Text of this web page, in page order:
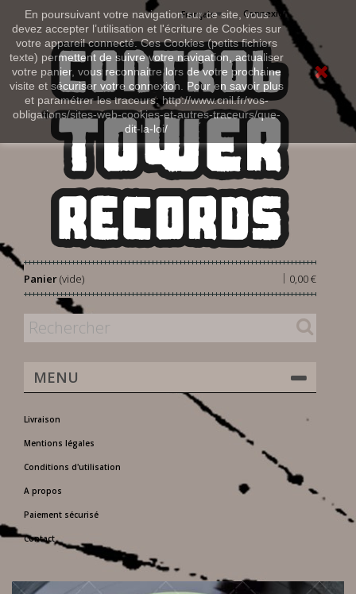
En poursuivant votre navigation sur ce site, vous
devez accepter l’utilisation et l'écriture de Cookies sur
votre appareil connecté. Ces Cookies (petits fichiers
texte) permettent de suivre votre navigation, actualiser
votre panier, vous reconnaitre lors de votre prochaine
visite et sécuriser votre connexion. Pour en savoir plus
et paramétrer les traceurs: http://www.cnil.fr/vos-
obligations/sites-web-cookies-et-autres-traceurs/que-
dit-la-loi/
Connexion
Français
Panier 0,00 €
|
(vide)
MENU
Livraison
Mentions légales
Conditions d'utilisation
A propos
Paiement sécurisé
Contact